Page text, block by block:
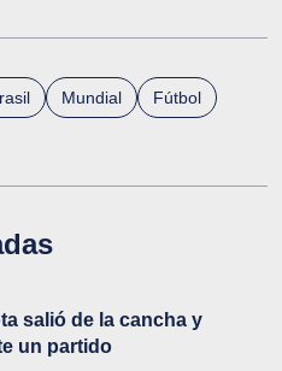
Mundial Fútbol
salió de la cancha y
un partido